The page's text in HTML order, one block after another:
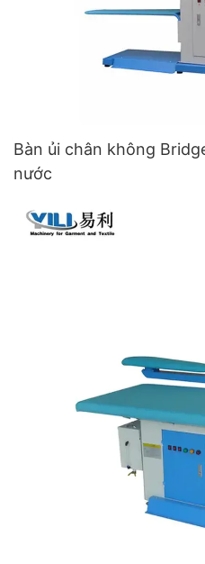
Bàn ủi chân không
nước